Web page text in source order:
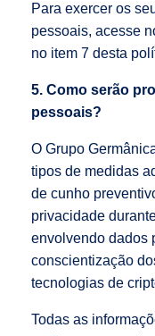
Para exercer os
pessoais, acesse
no item 7 desta
5. Como serão
pessoais?
O Grupo
tipos de medidas
de cunho
privacidade
envolvendo dados
conscientização
tecnologias de
Todas as